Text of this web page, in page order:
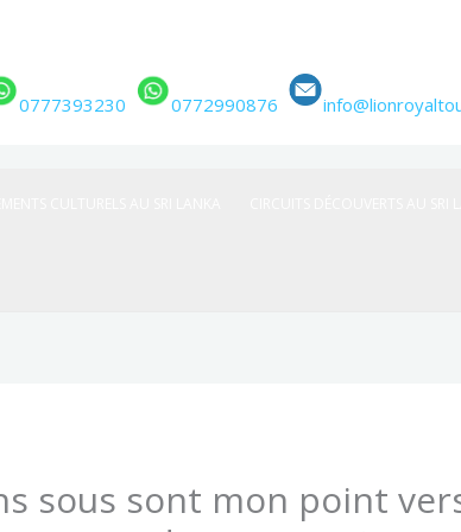
0777393230
0772990876
sous sont mon point